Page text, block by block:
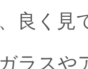
良く見
ラスや